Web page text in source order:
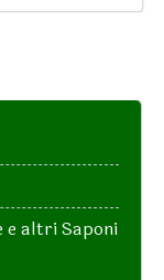
e altri Saponi